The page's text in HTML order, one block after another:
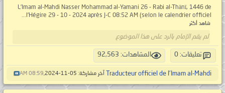
L’Imam al-Mahdi Nasser Mohammad al-Yamani 26 - Rabi al-Thānī, 1446 de
l'Hégire 29 - 10 - 2024 après J-C 08:52 AM (selon le calendrier officiel...
شاهد أكثر
لم يقم الإمام بالرد على هذا الموضوع
تعليقات: 0 المشاهدات: 92,563
Traducteur officiel de l'Imam al-Mahdi آخر مشاركة: 05-11-2024, 08:59 AM